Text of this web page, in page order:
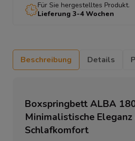
Für Sie hergestelltes Produkt.
Lieferung 3-4 Wochen
Beschreibung Details
Boxspringbett ALBA
Minimalistische
Schlafkomfort